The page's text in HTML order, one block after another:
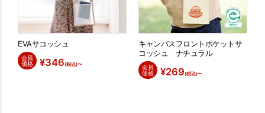
EVAサコッシュ
会員
価格
¥346(税込)〜
キャンバスフロントポケットサ
コッシュ ナチュラル
会員
価格
¥269(税込)〜